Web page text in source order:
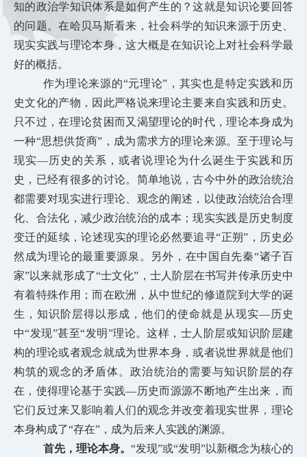
知的政治学知识体系是如何产生的？这就是知识论要回答
的问题。在哈贝马斯看来，社会科学的知识来源于历史、
现实实践与理论本身，这大概是在知识论上对社会科学最
好的概括。
作为理论来源的“元理论”，其实也是特定实践和历
史文化的产物，因此严格说来理论主要来自实践和历史。
只不过，在理论贫困而又渴望理论的时代，理论本身成为
一种“思想供货商”，成为需求方的理论来源。至于理论与
现实—历史的关系，或者说理论为什么诞生于实践和历
史，已经有很多的讨论。简单地说，古今中外的政治统治
都需要对现实进行理论、观念的阐述，以使政治统治合理
化、合法化，减少政治统治的成本；现实实践是历史制度
变迁的延续，论述现实的理论必然要追寻“正朔”，历史必
然成为理论的最重要源泉。另外，在中国自先秦“诸子百
家”以来就形成了“士文化”，士人阶层在书写并传承历史中
有着特殊作用；而在欧洲，从中世纪的修道院到大学的诞
生，知识阶层得以形成，他们的使命就是从现实—历史
中“发现”甚至“发明”理论。这样，士人阶层或知识阶层建
构的理论或者观念就成为世界本身，或者说世界就是他们
构筑的观念的矛盾体。政治统治的需要与知识阶层的存
在，使得理论基于实践—历史而源源不断地产生出来，而
它们反过来又影响着人们的观念并改变着现实世界，理论
本身构成了“存在”，成为后来人实践的渊源。
首先，理论本身。“发现”或“发明”以新概念为核心的